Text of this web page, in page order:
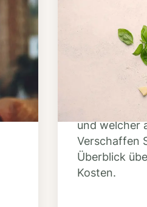
Schritt
Nutzen Sie
Dienst-
welche
und welcher
Verschaffen
Überblick
Kosten.